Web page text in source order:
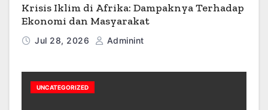
Krisis Iklim di Afrika: Dampaknya Terhadap
Ekonomi dan Masyarakat
Jul 28, 2026 Adminint
UNCATEGORIZED